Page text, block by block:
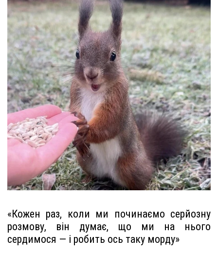
«Кожен раз, коли ми починаємо серйозну
розмову, він думає, що ми на нього
сердимося — і робить ось таку морду»